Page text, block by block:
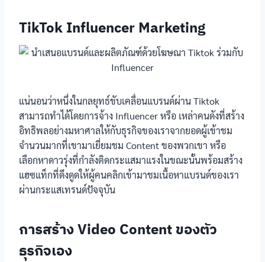
TikTok Influencer Marketing
แน่นอนว่าหนึ่งในกลยุทธ์ขับเคลื่อนแบรนด์ผ่าน Tiktok
สามารถทำได้โดยการจ้าง Influencer หรือ เหล่าคนดังที่สร้าง
อิทธิพลอย่างมหาศาลให้กับธุรกิจของเราจากยอดผู้เข้าชม
จำนวนมากที่เขามาเยี่ยมชม Content ของพวกเขา หรือ
เลือกหาดาวรุ่งที่กำลังติดกระแสมาแรงในขณะนั้นพร้อมสร้าง
แฮซแท็กที่ดึงดูดให้ผู้คนคลิกเข้ามาชมเนื้อหาแบรนด์ของเรา
ผ่านกระแสเทรนด์ปัจจุบัน
การสร้าง Video Content ของตัว
ธุรกิจเอง